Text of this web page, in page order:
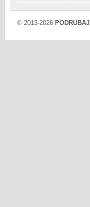
© 2013-2026 PODRUBAJ